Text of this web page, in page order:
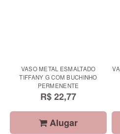
VASO METAL ESMALTADO
TIFFANY G COM BUCHINHO
PERMENENTE
R$ 22,77
Alugar